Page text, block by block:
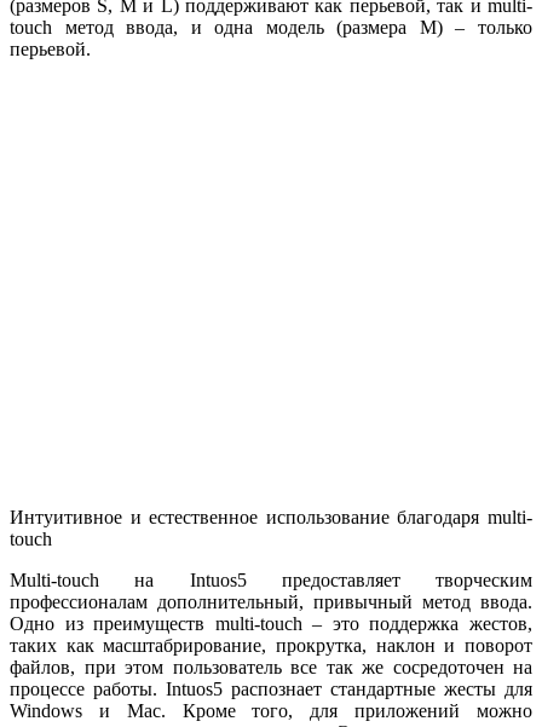
(размеров S, M и L) поддерживают как перьевой, так и multi-
touch метод ввода, и одна модель (размера M) – только
перьевой.
Интуитивное и естественное использование благодаря multi-
touch
Multi-touch на Intuos5 предоставляет творческим
профессионалам дополнительный, привычный метод ввода.
Одно из преимуществ multi-touch – это поддержка жестов,
таких как масштабрирование, прокрутка, наклон и поворот
файлов, при этом пользователь все так же сосредоточен на
процессе работы. Intuos5 распознает стандартные жесты для
Windows и Mac. Кроме того, для приложений можно